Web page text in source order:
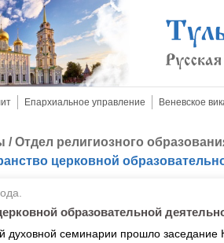
Епархиальное управление Веневское
/Отдел религиозного
церковной
образовательной
духовной семинарии прошло заседание